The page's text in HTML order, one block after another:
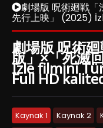
劇場版 呪術廻戦
先行上映」 (2025)
劇場版 呪術
版」×「死滅
İzle filmini
Full HD
Kaynak 1 Kaynak 2